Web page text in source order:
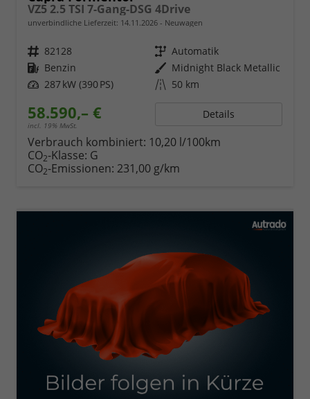
VZ5 2.5 TSI 7-Gang-DSG 4Drive
unverbindliche Lieferzeit: 14.11.2026 Neuwagen
Fahrzeugnr. 82128 Getriebe Automatik
Kraftstoff Benzin Außenfarbe Midnight Black Metallic
Leistung 287 kW (390 PS) Kilometerstand 50 km
58.590,– €
incl. 19% MwSt.
Details
Verbrauch kombiniert: 10,20 l/100km
CO2-Klasse: G
CO2-Emissionen: 231,00 g/km